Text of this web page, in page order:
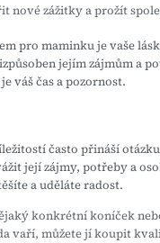
nové zážitky a prožít
pro maminku je vaše
jejím zájmům a
váš čas a pozornost.
často přináší
její zájmy, potřeby a
a uděláte radost.
konkrétní koníček
vaří, můžete jí koupit